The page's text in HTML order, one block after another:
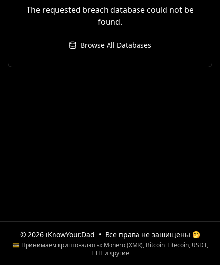
The requested breach database could not be
found.
Browse All Databases
© 2026 iKnowYour.Dad • Все права не защищены 🤭
💳 Принимаем криптовалюты: Monero (XMR), Bitcoin, Litecoin, USDT,
ETH и другие